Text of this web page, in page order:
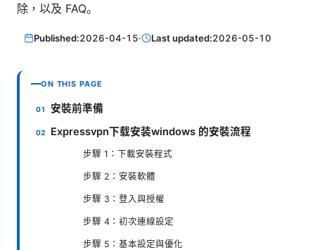
除，以及 FAQ。
Published:2026-04-15· Last updated:2026-05-10
ON THIS PAGE
安裝前準備
Expressvpn下载安装windows 的安裝流程
步驟 1：下載安裝程式
步驟 2：安裝軟體
步驟 3：登入與授權
步驟 4：初次連線設定
步驟 5：基本設定與優化